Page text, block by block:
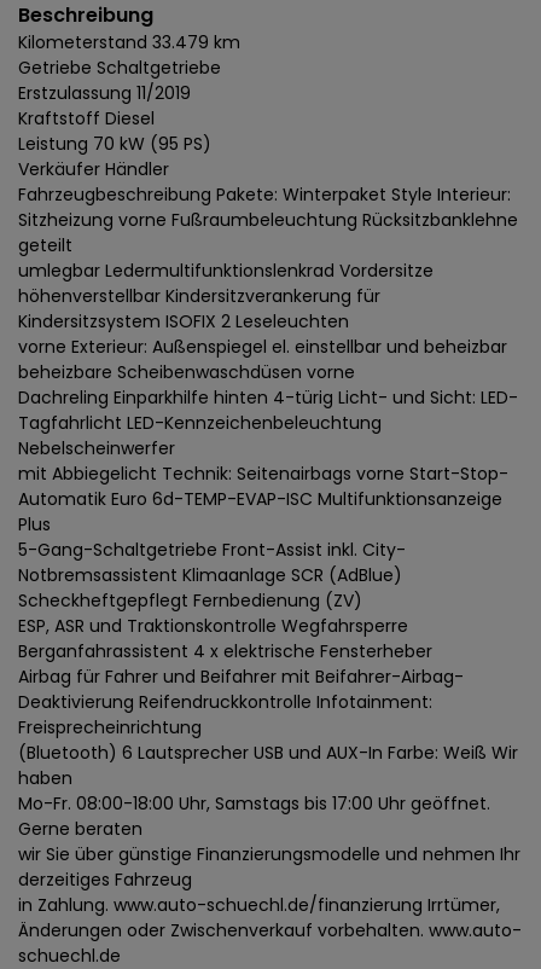
Beschreibung
Kilometerstand 33.479 km
Getriebe Schaltgetriebe
Erstzulassung 11/2019
Kraftstoff Diesel
Leistung 70 kW (95 PS)
Verkäufer Händler
Fahrzeugbeschreibung Pakete: Winterpaket Style Interieur:
Sitzheizung vorne Fußraumbeleuchtung Rücksitzbanklehne
geteilt
umlegbar Ledermultifunktionslenkrad Vordersitze
höhenverstellbar Kindersitzverankerung für
Kindersitzsystem ISOFIX 2 Leseleuchten
vorne Exterieur: Außenspiegel el. einstellbar und beheizbar
beheizbare Scheibenwaschdüsen vorne
Dachreling Einparkhilfe hinten 4-türig Licht- und Sicht: LED-
Tagfahrlicht LED-Kennzeichenbeleuchtung
Nebelscheinwerfer
mit Abbiegelicht Technik: Seitenairbags vorne Start-Stop-
Automatik Euro 6d-TEMP-EVAP-ISC Multifunktionsanzeige
Plus
5-Gang-Schaltgetriebe Front-Assist inkl. City-
Notbremsassistent Klimaanlage SCR (AdBlue)
Scheckheftgepflegt Fernbedienung (ZV)
ESP, ASR und Traktionskontrolle Wegfahrsperre
Berganfahrassistent 4 x elektrische Fensterheber
Airbag für Fahrer und Beifahrer mit Beifahrer-Airbag-
Deaktivierung Reifendruckkontrolle Infotainment:
Freisprecheinrichtung
(Bluetooth) 6 Lautsprecher USB und AUX-In Farbe: Weiß Wir
haben
Mo-Fr. 08:00-18:00 Uhr, Samstags bis 17:00 Uhr geöffnet.
Gerne beraten
wir Sie über günstige Finanzierungsmodelle und nehmen Ihr
derzeitiges Fahrzeug
in Zahlung. www.auto-schuechl.de/finanzierung Irrtümer,
Änderungen oder Zwischenverkauf vorbehalten. www.auto-
schuechl.de